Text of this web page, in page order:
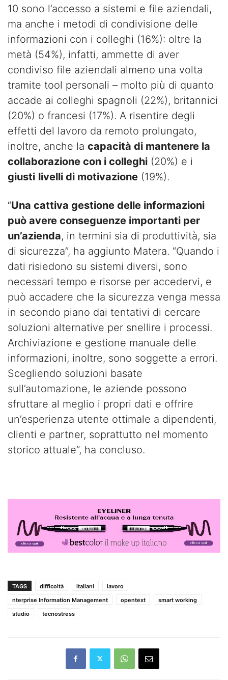
10 sono l’accesso a sistemi e file aziendali,
ma anche i metodi di condivisione delle
informazioni con i colleghi (16%): oltre la
metà (54%), infatti, ammette di aver
condiviso file aziendali almeno una volta
tramite tool personali – molto più di quanto
accade ai colleghi spagnoli (22%), britannici
(20%) o francesi (17%). A risentire degli
effetti del lavoro da remoto prolungato,
inoltre, anche la capacità di mantenere la
collaborazione con i colleghi (20%) e i
giusti livelli di motivazione (19%).
“Una cattiva gestione delle informazioni
può avere conseguenze importanti per
un’azienda, in termini sia di produttività, sia
di sicurezza”, ha aggiunto Matera. “Quando i
dati risiedono su sistemi diversi, sono
necessari tempo e risorse per accedervi, e
può accadere che la sicurezza venga messa
in secondo piano dai tentativi di cercare
soluzioni alternative per snellire i processi.
Archiviazione e gestione manuale delle
informazioni, inoltre, sono soggette a errori.
Scegliendo soluzioni basate
sull’automazione, le aziende possono
sfruttare al meglio i propri dati e offrire
un’esperienza utente ottimale a dipendenti,
clienti e partner, soprattutto nel momento
storico attuale”, ha concluso.
TAGS difficoltà italiani
lavoro
nterprise Information Management
opentext
smart working
studio
tecnostress